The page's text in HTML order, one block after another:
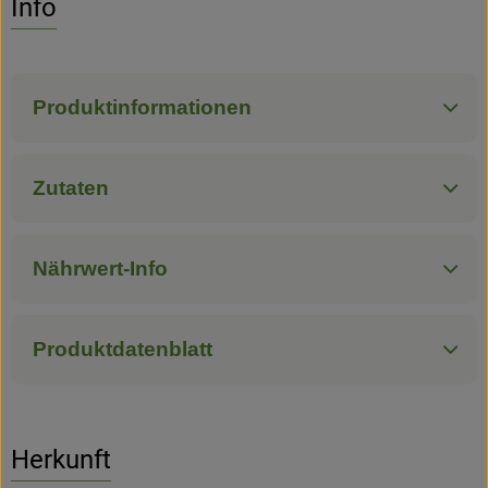
Info
Produktinformationen
Zutaten
Nährwert-Info
Produktdatenblatt
Herkunft